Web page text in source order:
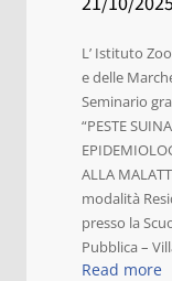
L’ Istituto
e delle
Seminario
“PESTE
ALLA
modalità
presso la
Pubblica –
Read more